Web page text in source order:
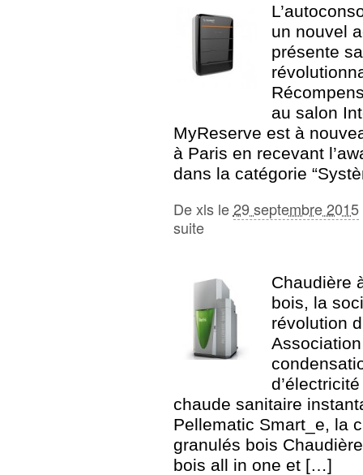
un nouvel
présente
au salon
MyReserve est à
à Paris en recevant
dans la catégorie
De xls le 29 septembre 2015
suite
Chaudière
bois, la
révolution
chaude sanitaire
Pellematic Smart_e, la
granulés bois
bois all in one et […]